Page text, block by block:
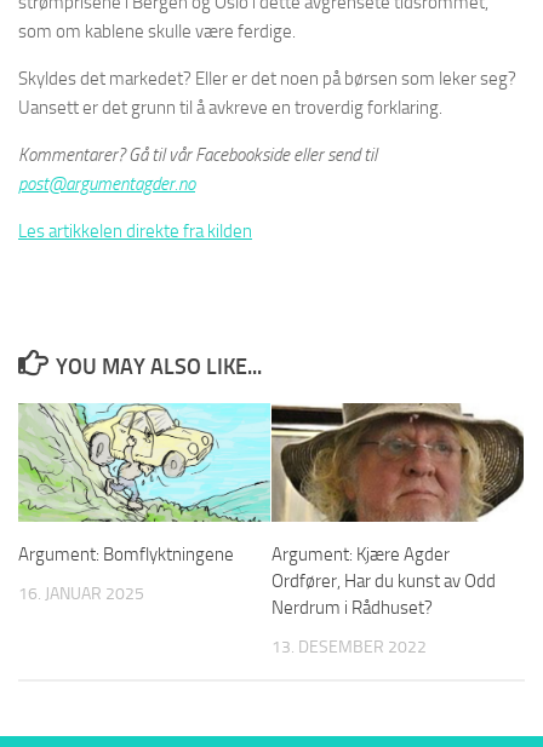
som om kablene skulle være ferdige.
Skyldes det markedet? Eller er det noen på børsen som leker seg?
Uansett er det grunn til å avkreve en troverdig forklaring.
Kommentarer? Gå til vår Facebookside eller send til
post@argumentagder.no
Les artikkelen direkte fra kilden
YOU MAY ALSO LIKE...
Argument: Bomflyktningene
16. JANUAR 2025
Argument: Kjære Agder
Ordfører, Har du kunst av Odd
Nerdrum i Rådhuset?
13. DESEMBER 2022